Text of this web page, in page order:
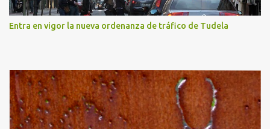
Entra en vigor la nueva ordenanza de tráfico de Tudela